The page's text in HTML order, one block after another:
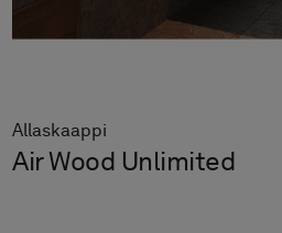
Allaskaappi
Air Wood Unlimited